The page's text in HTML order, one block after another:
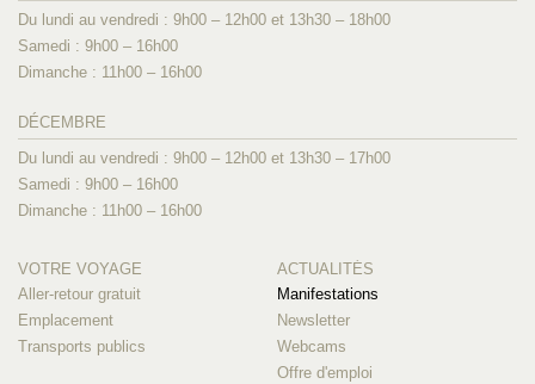
Du lundi au vendredi : 9h00 – 12h00 et 13h30 – 18h00
Samedi : 9h00 – 16h00
Dimanche : 11h00 – 16h00
DÉCEMBRE
Du lundi au vendredi : 9h00 – 12h00 et 13h30 – 17h00
Samedi : 9h00 – 16h00
Dimanche : 11h00 – 16h00
VOTRE VOYAGE
Aller-retour gratuit
Emplacement
Transports publics
ACTUALITÉS
Manifestations
Newsletter
Webcams
Offre d'emploi